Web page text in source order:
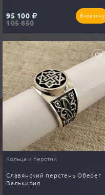
95 100
105 850
В корзину
Кольца и перстни
Славянский перстень Оберег
Валькирия